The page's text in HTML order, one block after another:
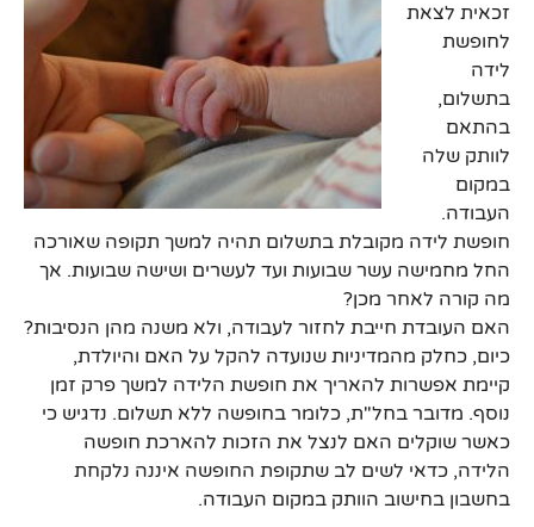
זכאית לצאת
לחופשת
לידה
בתשלום,
בהתאם
לוותק שלה
במקום
העבודה.
חופשת לידה מקובלת בתשלום תהיה למשך תקופה שאורכה
החל מחמישה עשר שבועות ועד לעשרים ושישה שבועות. אך
מה קורה לאחר מכן?
האם העובדת חייבת לחזור לעבודה, ולא משנה מהן הנסיבות?
כיום, כחלק מהמדיניות שנועדה להקל על האם והיולדת,
קיימת אפשרות להאריך את חופשת הלידה למשך פרק זמן
נוסף. מדובר בחל"ת, כלומר בחופשה ללא תשלום. נדגיש כי
כאשר שוקלים האם לנצל את הזכות להארכת חופשה
הלידה, כדאי לשים לב שתקופת החופשה איננה נלקחת
בחשבון בחישוב הוותק במקום העבודה.